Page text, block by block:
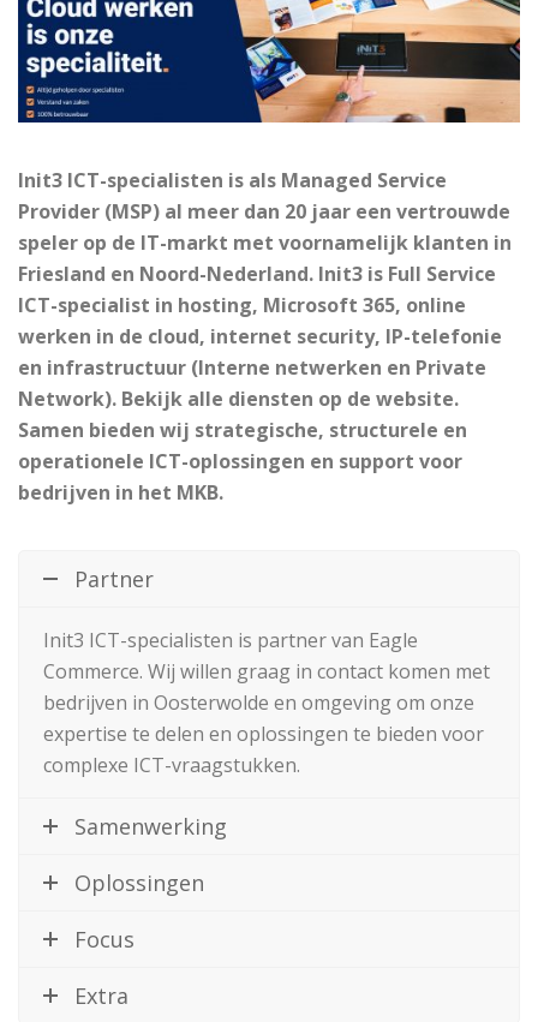
Init3 ICT-specialisten is als Managed Service
Provider (MSP) al meer dan 20 jaar een vertrouwde
speler op de IT-markt met voornamelijk klanten in
Friesland en Noord-Nederland. Init3 is Full Service
ICT-specialist in hosting, Microsoft 365, online
werken in de cloud, internet security, IP-telefonie
en infrastructuur (Interne netwerken en Private
Network). Bekijk alle diensten op de website.
Samen bieden wij strategische, structurele en
operationele ICT-oplossingen en support voor
bedrijven in het MKB.
Partner
Init3 ICT-specialisten is partner van Eagle
Commerce. Wij willen graag in contact komen met
bedrijven in Oosterwolde en omgeving om onze
expertise te delen en oplossingen te bieden voor
complexe ICT-vraagstukken.
Samenwerking
Oplossingen
Focus
Extra